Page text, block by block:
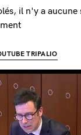
il n'y a
TRIPALIO